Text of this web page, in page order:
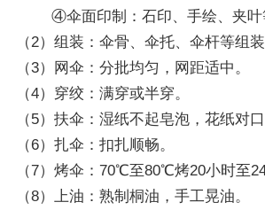
④伞面印制：石印、手绘、夹叶
（2）组装：伞骨、伞托、伞杆等组装
（3）网伞：分批均匀，网距适中。
（4）穿绞：满穿或半穿。
（5）扶伞：湿纸不起皂泡，花纸对口
（6）扎伞：扣扎顺畅。
（7）烤伞：70℃至80℃烤20小时至24
（8）上油：熟制桐油，手工晃油。